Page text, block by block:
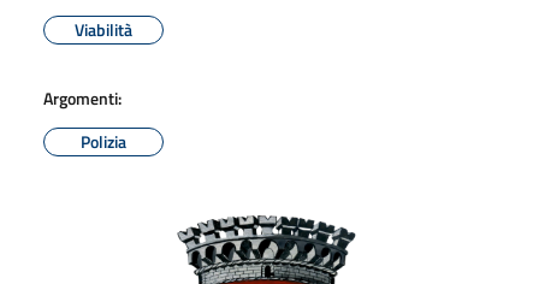
Viabilità
Argomenti:
Polizia